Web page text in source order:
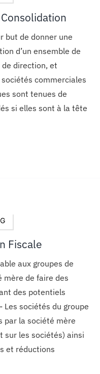
but de donner une
d’un ensemble de
direction, et
commerciales
sont tenues de
si elles sont à la tête
Fiscale
aux groupes de
mère de faire des
des potentiels
sociétés du groupe
par la société mère
sur les sociétés) ainsi
et réductions